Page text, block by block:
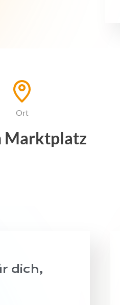
Ort
Marktplatz
dich,